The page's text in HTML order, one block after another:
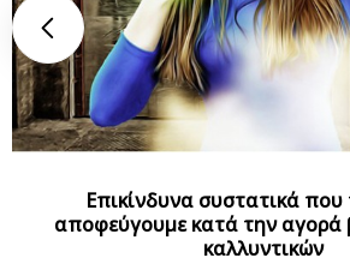
Επικίνδυνα συστατικά που
αποφεύγουμε κατά την αγορά
καλλυντικών